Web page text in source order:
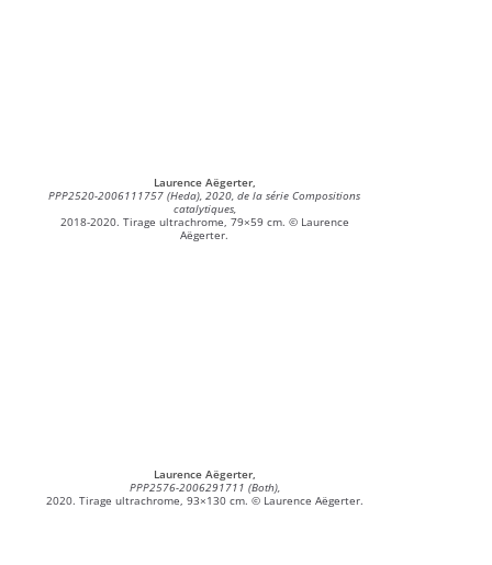
Laurence Aëgerter,
PPP2520-2006111757 (Heda), 2020, de la série Compositions
catalytiques,
2018-2020. Tirage ultrachrome, 79×59 cm. © Laurence
Aëgerter.
Laurence Aëgerter,
PPP2576-2006291711 (Both),
2020. Tirage ultrachrome, 93×130 cm. © Laurence Aëgerter.